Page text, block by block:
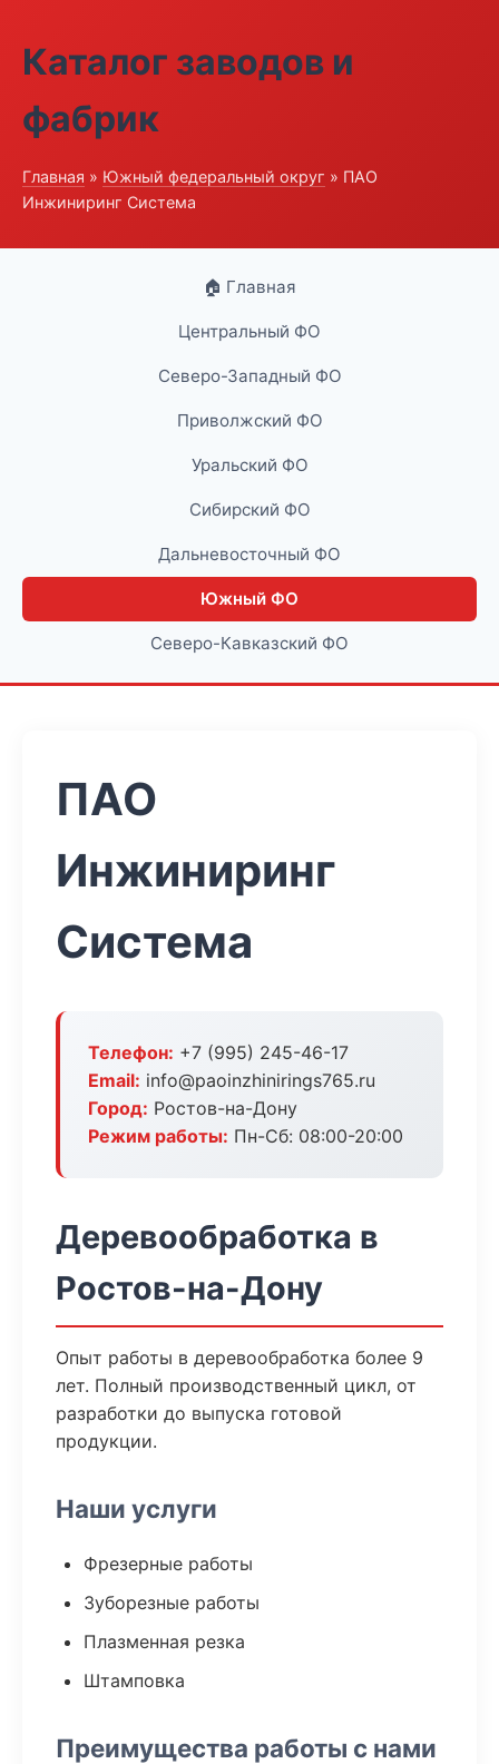
Каталог заводов и
фабрик
Главная » Южный федеральный округ » ПАО
Инжиниринг Система
🏠 Главная
Центральный ФО
Северо-Западный ФО
Приволжский ФО
Уральский ФО
Сибирский ФО
Дальневосточный ФО
Южный ФО
Северо-Кавказский ФО
ПАО
Инжиниринг
Система
Телефон: +7 (995) 245-46-17
Email: info@paoinzhinirings765.ru
Город: Ростов-на-Дону
Режим работы: Пн-Сб: 08:00-20:00
Деревообработка в
Ростов-на-Дону
Опыт работы в деревообработка более 9
лет. Полный производственный цикл, от
разработки до выпуска готовой
продукции.
Наши услуги
Фрезерные работы
Зуборезные работы
Плазменная резка
Штамповка
Преимущества работы с нами